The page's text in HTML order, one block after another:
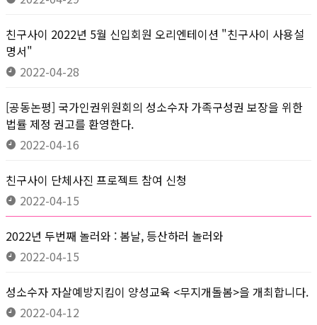
친구사이 2022년 5월 신입회원 오리엔테이션 "친구사이 사용설
명서"
2022-04-28
[공동논평] 국가인권위원회의 성소수자 가족구성권 보장을 위한
법률 제정 권고를 환영한다.
2022-04-16
친구사이 단체사진 프로젝트 참여 신청
2022-04-15
2022년 두번째 놀러와 : 봄날, 등산하러 놀러와
2022-04-15
성소수자 자살예방지킴이 양성교육 <무지개돌봄>을 개최합니다.
2022-04-12